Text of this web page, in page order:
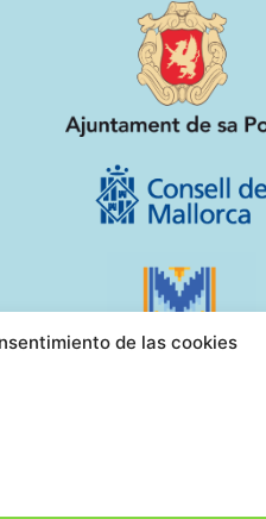
de las cookies